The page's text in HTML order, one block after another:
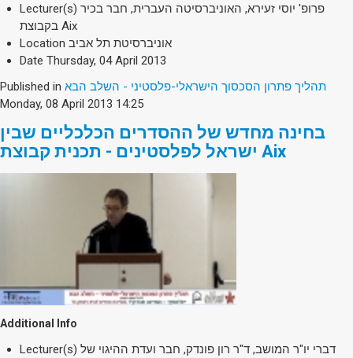
Lecturer(s) פרופ' יוסי זעירא, האוניברסיטה העברית, חבר בכיר
בקבוצת Aix
Location אוניברסיטת תל אביב
Date Thursday, 04 April 2013
Published in תהליך פתרון הסכסוך הישראלי-פלסטיני - השלב הבא
Monday, 08 April 2013 14:25
בחינה מחדש של ההסדרים הכלכליים שבין
ישראל לפלסטינים - תכנית קבוצת Aix
Additional Info
Lecturer(s) דברי יו"ר המושב, ד"ר רון פונדק, חבר ועדת ההיגוי של